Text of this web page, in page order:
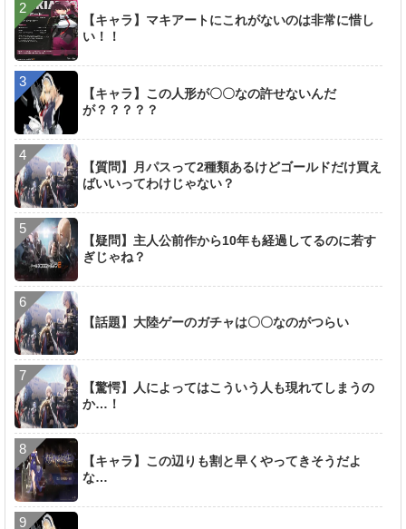
【キャラ】マキアートにこれがないのは非常に惜し
い！！
【キャラ】この人形が〇〇なの許せないんだ
が？？？？？
【質問】月パスって2種類あるけどゴールドだけ買え
ばいいってわけじゃない？
【疑問】主人公前作から10年も経過してるのに若す
ぎじゃね？
【話題】大陸ゲーのガチャは〇〇なのがつらい
【驚愕】人によってはこういう人も現れてしまうの
か…！
【キャラ】この辺りも割と早くやってきそうだよ
な…